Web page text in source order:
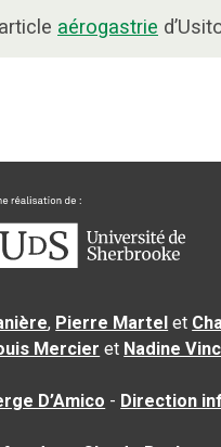
aérogastrie
, Pierre Martel et
Mercier et Nadine
D’Amico - Direction